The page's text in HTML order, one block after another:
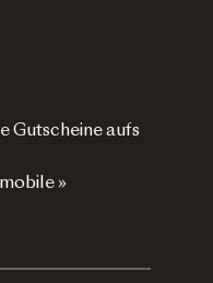
Gutscheine aufs
»